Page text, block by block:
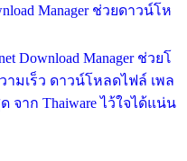
Manager ช่วยดาวน์โห
Download Manager ช่วยโ
ามเร็ว ดาวน์โหลดไฟล์ เพล
จาก Thaiware ไว้ใจได้แน่น